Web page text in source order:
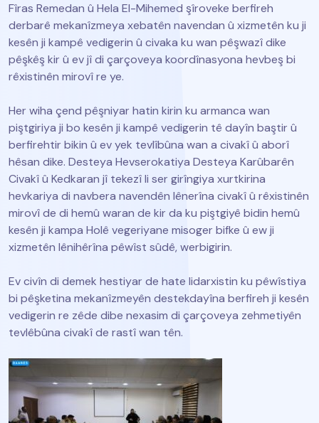
Fîras Remedan û Hela El-Mihemed şîroveke berfireh
derbarê mekanîzmeya xebatên navendan û xizmetên ku ji
kesên ji kampê vedigerin û civaka ku wan pêşwazî dike
pêşkêş kir û ev jî di çarçoveya koordînasyona hevbeş bi
rêxistinên mirovî re ye.
Her wiha çend pêşniyar hatin kirin ku armanca wan
piştgiriya ji bo kesên ji kampê vedigerin tê dayîn baştir û
berfirehtir bikin û ev yek tevlîbûna wan a civakî û aborî
hêsan dike. Desteya Hevserokatiya Desteya Karûbarên
Civakî û Kedkaran jî tekezî li ser girîngiya xurtkirina
hevkariya di navbera navendên lênerîna civakî û rêxistinên
mirovî de di hemû waran de kir da ku piştgiyê bidin hemû
kesên ji kampa Holê vegeriyane misoger bifke û ew ji
xizmetên lênihêrîna pêwîst sûdê, werbigirin.
Ev civîn di demek hestiyar de hate lidarxistin ku pêwîstiya
bi pêşketina mekanîzmeyên destekdayîna berfireh ji kesên
vedigerin re zêde dibe nexasim di çarçoveya zehmetiyên
tevlêbûna civakî de rastî wan tên.